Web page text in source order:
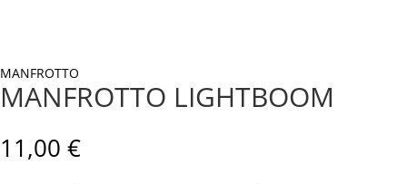
MANFROTTO
MANFROTTO LIGHTBOOM
11,00 €